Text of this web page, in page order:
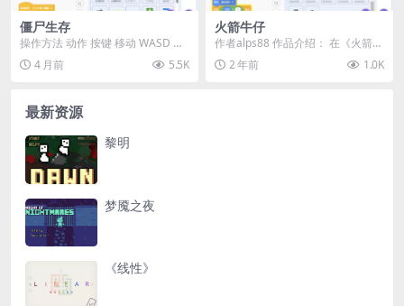
僵尸生存
操作方法 动作 按键 移动 WASD 键
换弹 R 键 射击 鼠标点击 医疗包 ...
4 月前 5.5K
火箭牛仔
作者alps88 作品介绍： 在《火箭牛
仔》中，你将成为一位掌握强大武
器的牛仔，...
2 年前 1.0K
最新资源
黎明
梦魇之夜
《线性》